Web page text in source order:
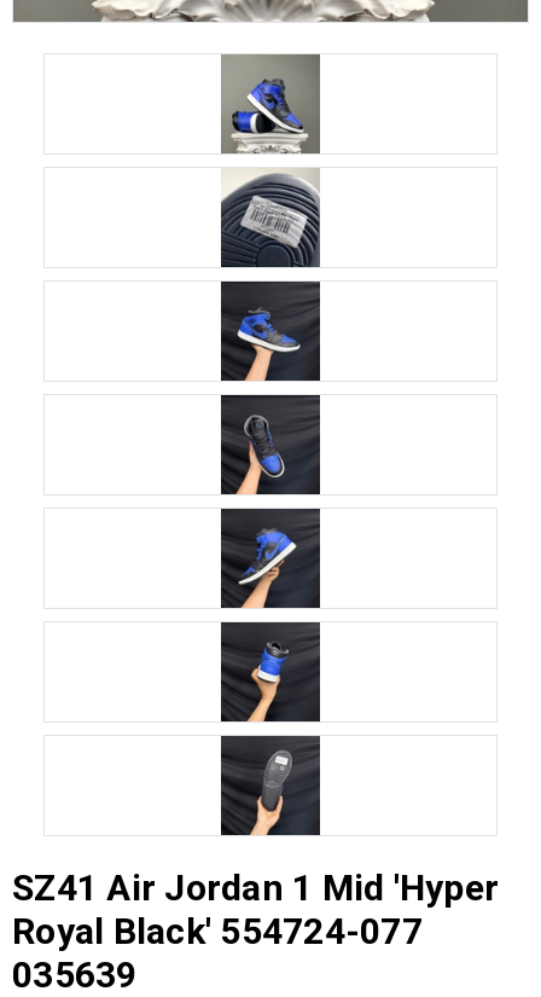
SZ41 Air Jordan 1 Mid 'Hyper
Royal Black' 554724-077
035639